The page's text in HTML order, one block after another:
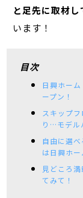
と足先に取材し
います！
目次
日興ホー
ープン！
スキップ
り…モデル
自由に選
は日興ホ
見どころ
てみて！